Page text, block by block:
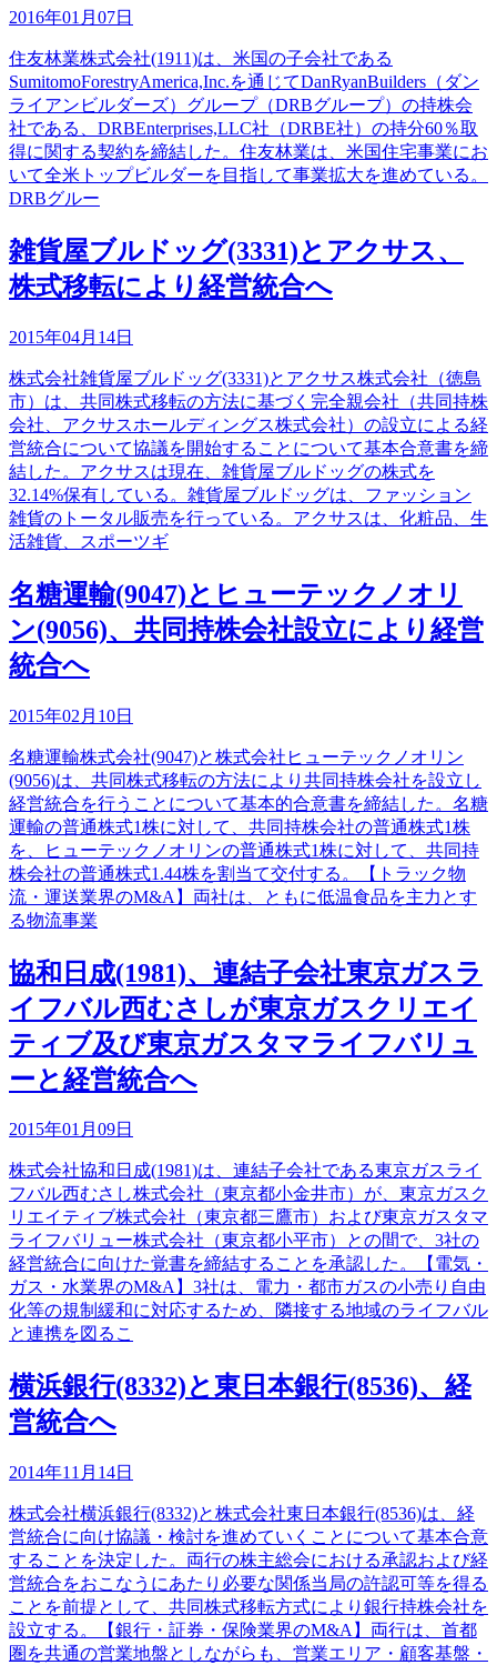
2016年01月07日
住友林業株式会社(1911)は、米国の子会社である
SumitomoForestryAmerica,Inc.を通じてDanRyanBuilders（ダン
ライアンビルダーズ）グループ（DRBグループ）の持株会
社である、DRBEnterprises,LLC社（DRBE社）の持分60％取
得に関する契約を締結した。住友林業は、米国住宅事業にお
いて全米トップビルダーを目指して事業拡大を進めている。
DRBグルー
雑貨屋ブルドッグ(3331)とアクサス、
株式移転により経営統合へ
2015年04月14日
株式会社雑貨屋ブルドッグ(3331)とアクサス株式会社（徳島
市）は、共同株式移転の方法に基づく完全親会社（共同持株
会社、アクサスホールディングス株式会社）の設立による経
営統合について協議を開始することについて基本合意書を締
結した。アクサスは現在、雑貨屋ブルドッグの株式を
32.14%保有している。雑貨屋ブルドッグは、ファッション
雑貨のトータル販売を行っている。アクサスは、化粧品、生
活雑貨、スポーツギ
名糖運輸(9047)とヒューテックノオリ
ン(9056)、共同持株会社設立により経営
統合へ
2015年02月10日
名糖運輸株式会社(9047)と株式会社ヒューテックノオリン
(9056)は、共同株式移転の方法により共同持株会社を設立し
経営統合を行うことについて基本的合意書を締結した。名糖
運輸の普通株式1株に対して、共同持株会社の普通株式1株
を、ヒューテックノオリンの普通株式1株に対して、共同持
株会社の普通株式1.44株を割当て交付する。【トラック物
流・運送業界のM&A】両社は、ともに低温食品を主力とす
る物流事業
協和日成(1981)、連結子会社東京ガスラ
イフバル西むさしが東京ガスクリエイ
ティブ及び東京ガスタマライフバリュ
ーと経営統合へ
2015年01月09日
株式会社協和日成(1981)は、連結子会社である東京ガスライ
フバル西むさし株式会社（東京都小金井市）が、東京ガスク
リエイティブ株式会社（東京都三鷹市）および東京ガスタマ
ライフバリュー株式会社（東京都小平市）との間で、3社の
経営統合に向けた覚書を締結することを承認した。【電気・
ガス・水業界のM&A】3社は、電力・都市ガスの小売り自由
化等の規制緩和に対応するため、隣接する地域のライフバル
と連携を図るこ
横浜銀行(8332)と東日本銀行(8536)、経
営統合へ
2014年11月14日
株式会社横浜銀行(8332)と株式会社東日本銀行(8536)は、経
営統合に向け協議・検討を進めていくことについて基本合意
することを決定した。両行の株主総会における承認および経
営統合をおこなうにあたり必要な関係当局の許認可等を得る
ことを前提として、共同株式移転方式により銀行持株会社を
設立する。【銀行・証券・保険業界のM&A】両行は、首都
圏を共通の営業地盤としながらも、営業エリア・顧客基盤・